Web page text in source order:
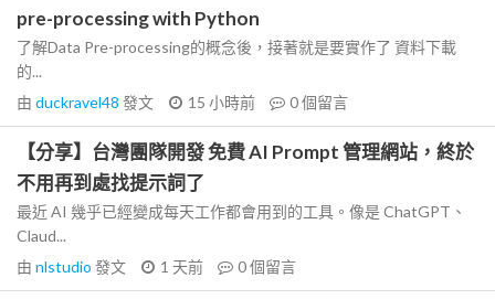
pre-processing with Python
了解Data Pre-processing的概念後，接著就是要實作了 資料下載
的...
由 duckravel48 發文 15 小時前 0個留言
【分享】台灣團隊開發 免費 AI Prompt 管理網站，終於
不用再到處找提示詞了
最近 AI 幾乎已經變成每天工作都會用到的工具。像是 ChatGPT、
Claud...
由 nlstudio 發文 1 天前 0個留言